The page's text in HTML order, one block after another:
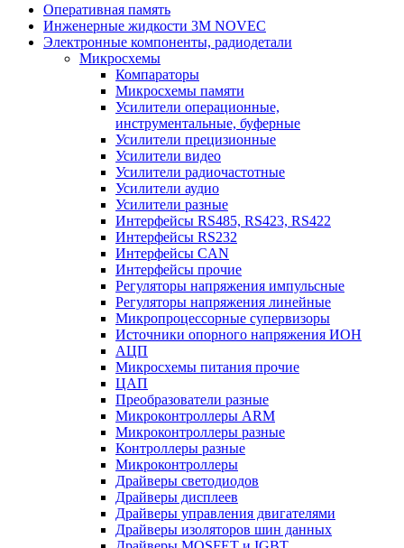
Оперативная память
Инженерные жидкости 3M NOVEC
Электронные компоненты, радиодетали
Микросхемы
Компараторы
Микросхемы памяти
Усилители операционные,
инструментальные, буферные
Усилители прецизионные
Усилители видео
Усилители радиочастотные
Усилители аудио
Усилители разные
Интерфейсы RS485, RS423, RS422
Интерфейсы RS232
Интерфейсы CAN
Интерфейсы прочие
Регуляторы напряжения импульсные
Регуляторы напряжения линейные
Микропроцессорные супервизоры
Источники опорного напряжения ИОН
АЦП
Микросхемы питания прочие
ЦАП
Преобразователи разные
Микроконтроллеры ARM
Микроконтроллеры разные
Контроллеры разные
Микроконтроллеры
Драйверы светодиодов
Драйверы дисплеев
Драйверы управления двигателями
Драйверы изоляторов шин данных